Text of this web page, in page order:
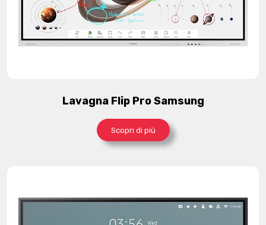
Lavagna Flip Pro Samsung
Scopri di più